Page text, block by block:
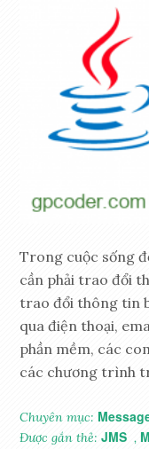
Trong cuộc sống
cần phải trao đổi
trao đổi thông tin
qua điện thoại,
phần mềm, các
các chương trình
Chuyên mục:
Được gắn thẻ:JMS ,